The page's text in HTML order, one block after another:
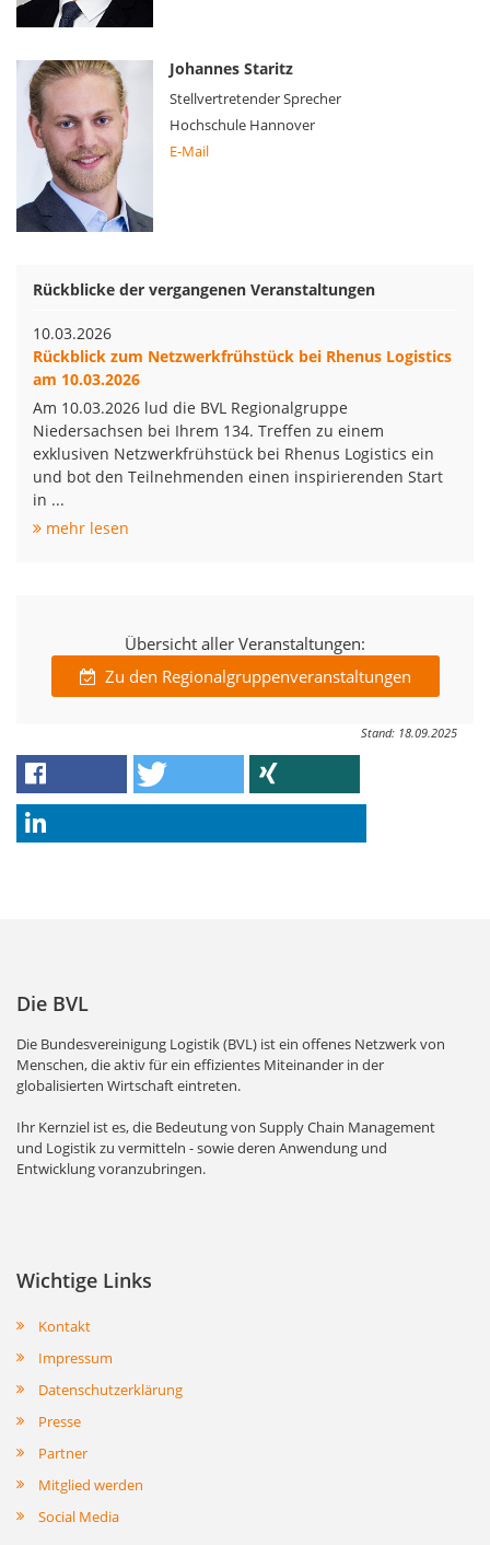
Johannes Staritz
Stellvertretender Sprecher
Hochschule Hannover
E-Mail
Rückblicke der vergangenen Veranstaltungen
10.03.2026
Rückblick zum Netzwerkfrühstück bei Rhenus Logistics
am 10.03.2026
Am 10.03.2026 lud die BVL Regionalgruppe
Niedersachsen bei Ihrem 134. Treffen zu einem
exklusiven Netzwerkfrühstück bei Rhenus Logistics ein
und bot den Teilnehmenden einen inspirierenden Start
in ...
mehr lesen
Übersicht aller Veranstaltungen:
Zu den Regionalgruppenveranstaltungen
Stand: 18.09.2025
Die BVL
Die Bundesvereinigung Logistik (BVL) ist ein offenes Netzwerk von
Menschen, die aktiv für ein effizientes Miteinander in der
globalisierten Wirtschaft eintreten.
Ihr Kernziel ist es, die Bedeutung von Supply Chain Management
und Logistik zu vermitteln - sowie deren Anwendung und
Entwicklung voranzubringen.
Wichtige Links
Kontakt
Impressum
Datenschutzerklärung
Presse
Partner
Mitglied werden
Social Media